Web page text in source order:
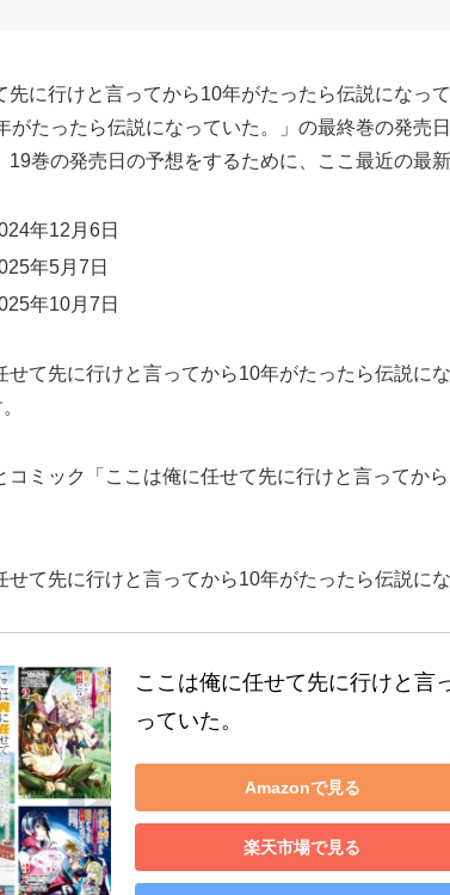
先に行けと言ってから10年がたったら伝説にな
がたったら伝説になっていた。」の最終巻の発
19巻の発売日の予想をするために、ここ最近の最
年12月6日
年5月7日
年10月7日
せて先に行けと言ってから10年がたったら伝説
コミック「ここは俺に任せて先に行けと言ってか
せて先に行けと言ってから10年がたったら伝説に
ここは俺に任せて先に行けと言
っていた。
Amazonで見る
楽天市場で見る